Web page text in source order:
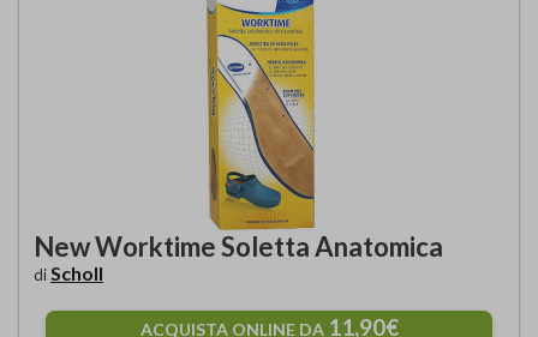
New Worktime Soletta Anatomica
diScholl
ACQUISTA ONLINE DA 11,90€